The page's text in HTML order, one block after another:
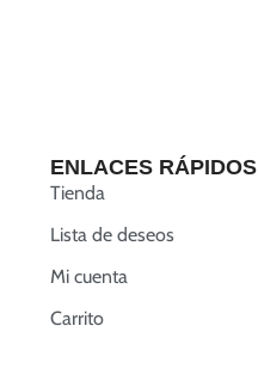
ENLACES RÁPIDOS
Tienda
Lista de deseos
Mi cuenta
Carrito